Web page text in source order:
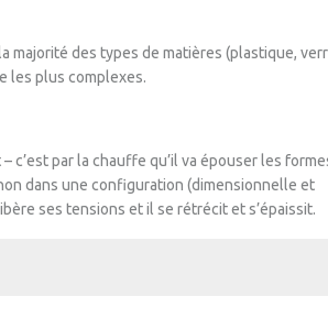
des types de matières (plastique,
les plus complexes.
par la chauffe qu’il va épouser les
dans une configuration (dimensionnelle et
ses tensions et il se rétrécit et s’épaissit.